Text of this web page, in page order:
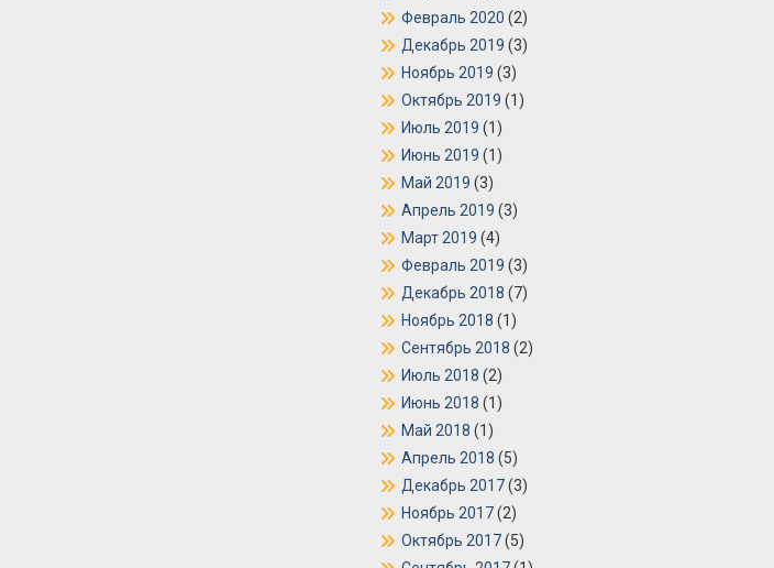
Февраль 2020 (2)
Декабрь 2019 (3)
Ноябрь 2019 (3)
Октябрь 2019 (1)
Июль 2019 (1)
Июнь 2019 (1)
Май 2019 (3)
Апрель 2019 (3)
Март 2019 (4)
Февраль 2019 (3)
Декабрь 2018 (7)
Ноябрь 2018 (1)
Сентябрь 2018 (2)
Июль 2018 (2)
Июнь 2018 (1)
Май 2018 (1)
Апрель 2018 (5)
Декабрь 2017(3)
Ноябрь 2017(2)
Октябрь 2017(5)